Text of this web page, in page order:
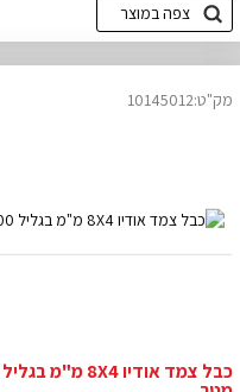
צפה במוצר
מק"ט:10145012